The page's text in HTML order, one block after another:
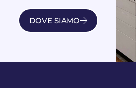
DOVE SIAMO